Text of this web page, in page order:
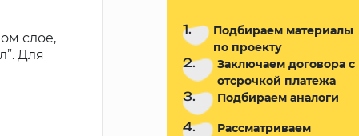
слое,
Для
1.
Подбираем материалы
по проекту
2.
Заключаем договора с
отсрочкой платежа
3. Подбираем аналоги
4.
Рассматриваем